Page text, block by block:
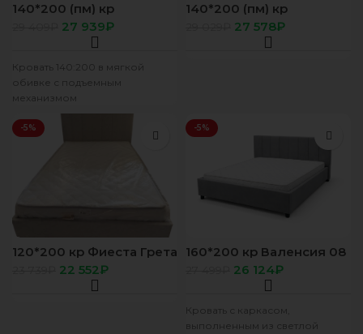
140*200 (пм) кр
Валенсия 05 Лове серо
27 939₽
Кровать 140:200 в мягкой
обивке с подъемным
механизмом
140*200 (пм) кр
Валенсия 03
Калифорния св кор
27 578₽
-5%
120*200 кр Фиеста Грета
сильвер св сер
22 552₽
-5%
160*200 кр Валенсия 08
Лео темно серый
26 124₽
Кровать с каркасом,
выполненным из светлой